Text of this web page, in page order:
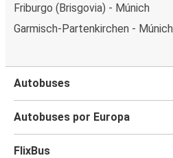
Friburgo (Brisgovia) - Múnich
Garmisch-Partenkirchen - Múnich
Autobuses
Autobuses por Europa
FlixBus